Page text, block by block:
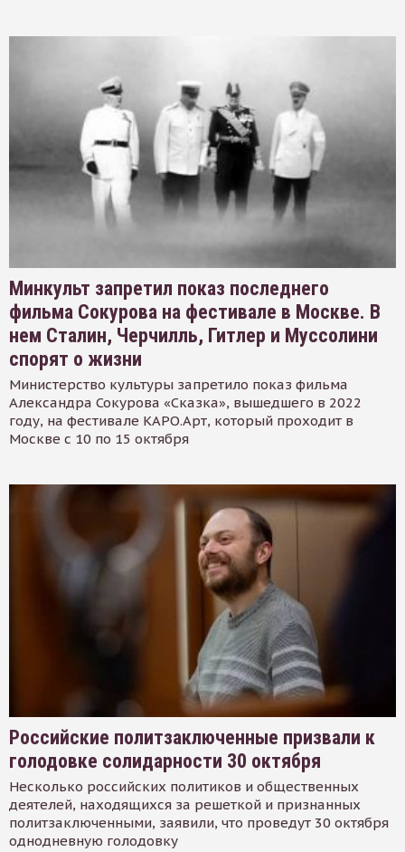
Минкульт запретил показ последнего
фильма Сокурова на фестивале в Москве. В
нем Сталин, Черчилль, Гитлер и Муссолини
спорят о жизни
Министерство культуры запретило показ фильма
Александра Сокурова «Сказка», вышедшего в 2022
году, на фестивале КАРО.Арт, который проходит в
Москве с 10 по 15 октября
Российские политзаключенные призвали к
голодовке солидарности 30 октября
Несколько российских политиков и общественных
деятелей, находящихся за решеткой и признанных
политзаключенными, заявили, что проведут 30 октября
однодневную голодовку